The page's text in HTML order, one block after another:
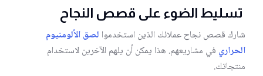
تسليط الضوء على قصص النجاح
شارك قصص نجاح عملائك الذين استخدموا لصق الألومنيوم
الحراري في مشاريعهم. هذا يمكن أن يلهم الآخرين لاستخدام
منتجاتك.